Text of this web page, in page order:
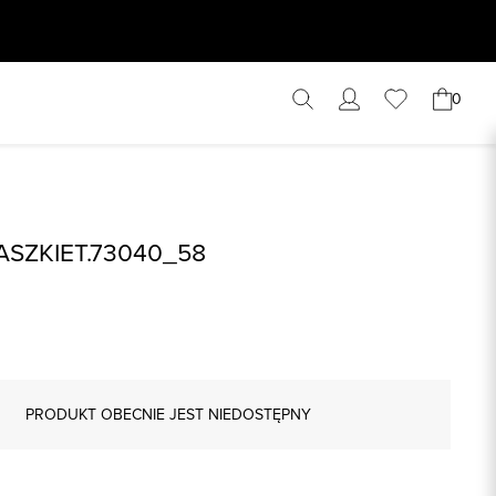
0
PRODUKT OBECNIE JEST NIEDOSTĘPNY